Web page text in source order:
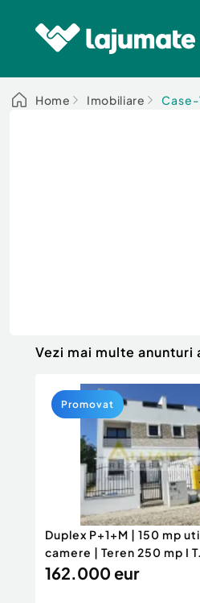
Home Imobiliare Case-
Vezi mai multe
Duplex P+1+M | 150 mp
camere | Teren 250 mp I
162.000 eur
Promovat